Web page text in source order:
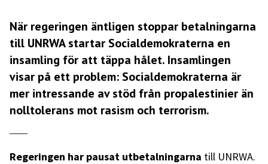
När regeringen äntligen stoppar betalningarna
till UNRWA startar Socialdemokraterna en
insamling för att täppa hålet. Insamlingen
visar på ett problem: Socialdemokraterna är
mer intressande av stöd från propalestinier än
nolltolerans mot rasism och terrorism.
Regeringen har pausat utbetalningarna till UNRWA.